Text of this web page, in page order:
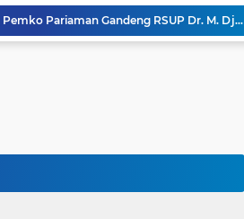
Tingkatkan Mutu Pelayanan, Pemko Pariaman Gandeng RSUP Dr. M. Djamil Padang
Publik
Pisah Sambut Kapolres, Yota Balad Tekankan Pentingnya Sinergi Jaga Kondusivitas Daerah